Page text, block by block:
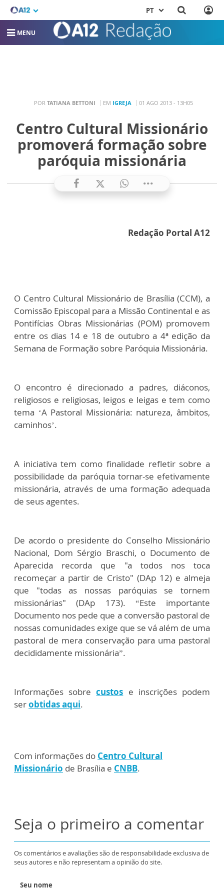
PT
MENU
POR TATIANA BETTONI EM IGREJA 01 AGO 2013 - 13H05
Centro Cultural Missionário
promoverá formação sobre
paróquia missionária
Redação Portal A12
O Centro Cultural Missionário de Brasília (CCM), a
Comissão Episcopal para a Missão Continental e as
Pontifícias Obras Missionárias (POM) promovem
entre os dias 14 e 18 de outubro a 4ª edição da
Semana de Formação sobre Paróquia Missionária.
O encontro é direcionado a padres, diáconos,
religiosos e religiosas, leigos e leigas e tem como
tema ‘A Pastoral Missionária: natureza, âmbitos,
caminhos’.
A iniciativa tem como finalidade refletir sobre a
possibilidade da paróquia tornar-se efetivamente
missionária, através de uma formação adequada
de seus agentes.
De acordo o presidente do Conselho Missionário
Nacional, Dom Sérgio Braschi, o Documento de
Aparecida recorda que "a todos nos toca
recomeçar a partir de Cristo" (DAp 12) e almeja
que "todas as nossas paróquias se tornem
missionárias" (DAp 173). “Este importante
Documento nos pede que a conversão pastoral de
nossas comunidades exige que se vá além de uma
pastoral de mera conservação para uma pastoral
decididamente missionária”.
Informações sobrecustos e inscrições podem
serobtidas aqui.
Com informações do Centro Cultural
Missionário de Brasília e CNBB.
Seja o primeiro a comentar
Os comentários e avaliações são de responsabilidade exclusiva de
seus autores e não representam a opinião do site.
Seu nome